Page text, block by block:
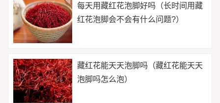
每天用藏红花泡脚好吗（长时间用藏
红花泡脚会不会有什么问题?）
藏红花能天天泡脚吗（藏红花能天天
泡脚吗怎么泡）